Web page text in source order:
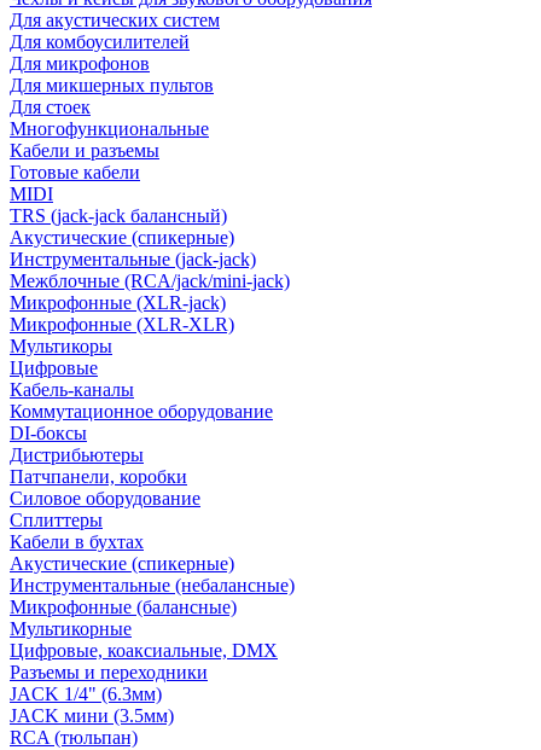
Для акустических систем
Для комбоусилителей
Для микрофонов
Для микшерных пультов
Для стоек
Многофункциональные
Кабели и разъемы
Готовые кабели
MIDI
TRS (jack-jack балансный)
Акустические (спикерные)
Инструментальные (jack-jack)
Межблочные (RCA/jack/mini-jack)
Микрофонные (XLR-jack)
Микрофонные (XLR-XLR)
Мультикоры
Цифровые
Кабель-каналы
Коммутационное оборудование
DI-боксы
Дистрибьютеры
Патчпанели, коробки
Силовое оборудование
Сплиттеры
Кабели в бухтах
Акустические (спикерные)
Инструментальные (небалансные)
Микрофонные (балансные)
Мультикорные
Цифровые, коаксиальные, DMX
Разъемы и переходники
JACK 1/4" (6.3мм)
JACK мини (3.5мм)
RCA (тюльпан)